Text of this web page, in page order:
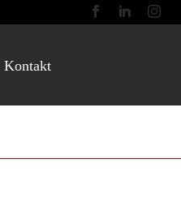
Kontakt